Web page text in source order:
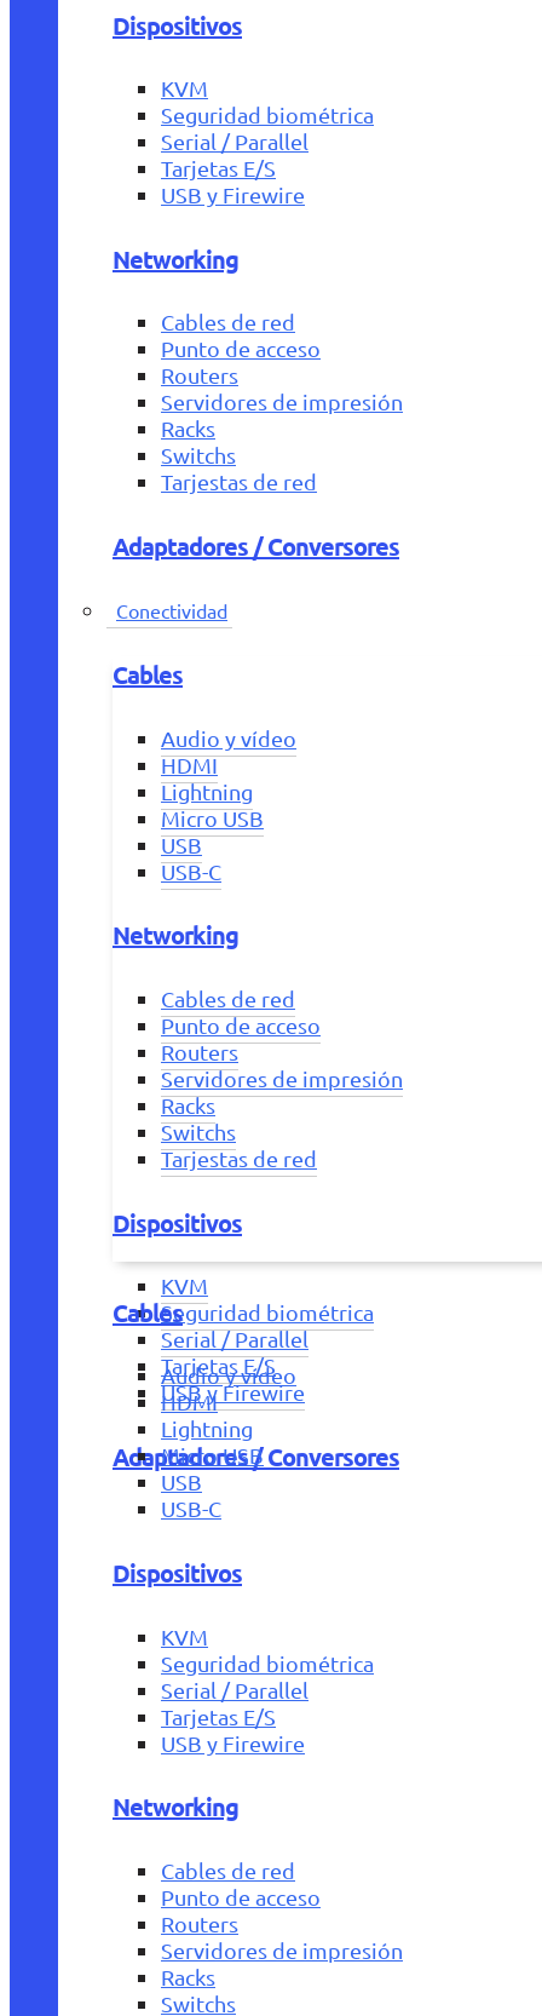
Dispositivos
KVM
Seguridad biométrica
Serial / Parallel
Tarjetas E/S
USB y Firewire
Networking
Cables de red
Punto de acceso
Routers
Servidores de impresión
Racks
Switchs
Tarjestas de red
Adaptadores / Conversores
Conectividad
Cables
Audio y vídeo
HDMI
Lightning
Micro USB
USB
USB-C
Networking
Cables de red
Punto de acceso
Routers
Servidores de impresión
Racks
Switchs
Tarjestas de red
Dispositivos
KVM
Seguridad biométrica
Serial / Parallel
Tarjetas E/S
USB y Firewire
Adaptadores / Conversores
Cables
Audio y vídeo
HDMI
Lightning
Micro USB
USB
USB-C
Dispositivos
KVM
Seguridad biométrica
Serial / Parallel
Tarjetas E/S
USB y Firewire
Networking
Cables de red
Punto de acceso
Routers
Servidores de impresión
Racks
Switchs